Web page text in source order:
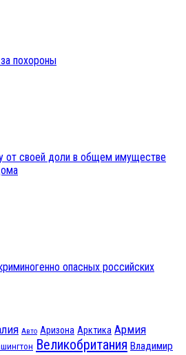
похороны
от своей доли в общем имуществе
опасных российских
Авто Аризона Арктика Армия
Великобритания Владимир